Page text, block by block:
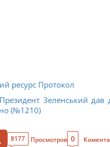
ресурс Протокол
Президент Зеленський
(№1210)
8177 Просмотров 0